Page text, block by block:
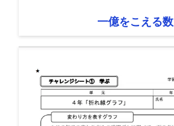
一億をこえる数